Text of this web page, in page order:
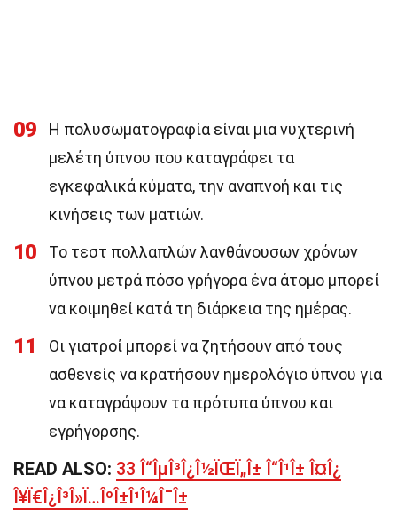
09
Η πολυσωματογραφία είναι μια νυχτερινή
μελέτη ύπνου που καταγράφει τα
εγκεφαλικά κύματα, την αναπνοή και τις
κινήσεις των ματιών.
10
Το τεστ πολλαπλών λανθάνουσων χρόνων
ύπνου μετρά πόσο γρήγορα ένα άτομο μπορεί
να κοιμηθεί κατά τη διάρκεια της ημέρας.
11
Οι γιατροί μπορεί να ζητήσουν από τους
ασθενείς να κρατήσουν ημερολόγιο ύπνου για
να καταγράψουν τα πρότυπα ύπνου και
εγρήγορσης.
READ ALSO: 33 Î“ÎµÎ³Î¿Î½ÏŒÏ„Î± Î“Î¹Î± Î¤Î¿
Î¥Ï€Î¿Î³Î»Ï…ÎºÎ±Î¹Î¼Î¯Î±